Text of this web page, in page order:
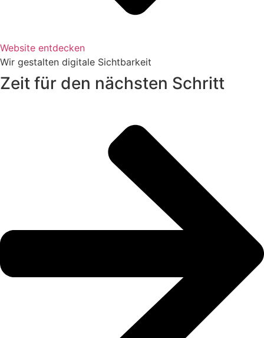
Website entdecken
Wir gestalten digitale Sichtbarkeit
Zeit für den nächsten Schritt